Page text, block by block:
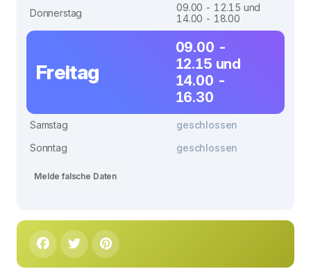
Donnerstag
09.00 - 12.15 und
14.00 - 18.00
Freitag
09.00 -
12.15 und
14.00 -
16.30
Samstag
geschlossen
Sonntag
geschlossen
Melde falsche Daten